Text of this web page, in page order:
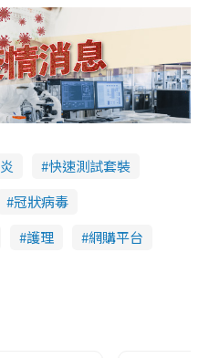
快速測試套裝
冠狀病毒
護理
網購平台